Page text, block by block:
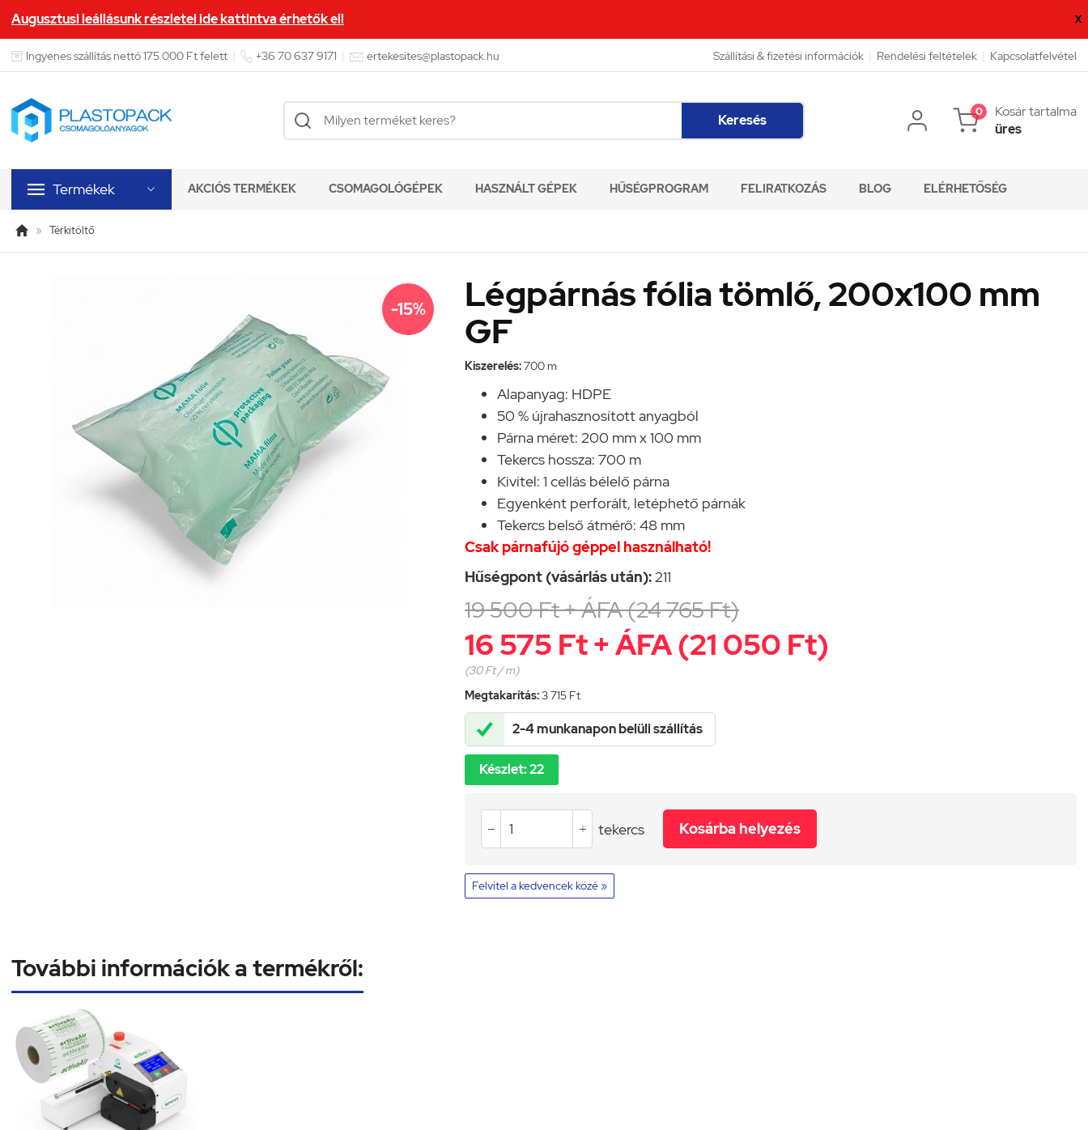
Augusztusi leállásunk részletei ide kattintva érhetők el! X
 Ingyenes szállítás nettó 175 000 Ft felett  +36 70 637 9171  ertekesites@plastopack.hu Szállítási & fizetési információk Rendelési feltételek Kapcsolatfelvétel
Keresés
0
Kosár tartalma
üres
 Termékek  AKCIÓS TERMÉKEK CSOMAGOLÓGÉPEK HASZNÁLT GÉPEK HŰSÉGPROGRAM FELIRATKOZÁS BLOG ELÉRHETŐSÉG
 » Térkitöltő
-15%
Légpárnás fólia tömlő, 200x100 mm
GF
Kiszerelés:700 m
Alapanyag: HDPE
50 % újrahasznosított anyagból
Párna méret: 200 mm x 100 mm
Tekercs hossza: 700 m
Kivitel: 1 cellás bélelő párna
Egyenként perforált, letéphető párnák
Tekercs belső átmérő: 48 mm
Csak párnafújó géppel használható!
Hűségpont (vásárlás után):211
19 500 Ft + ÁFA (24 765 Ft)
16 575 Ft + ÁFA (21 050 Ft)
(30 Ft / m)
Megtakarítás:3 715 Ft
 2-4 munkanapon belüli szállítás
Készlet: 22
  tekercs Kosárba helyezés
Felvitel a kedvencek közé »
További információk a termékről: